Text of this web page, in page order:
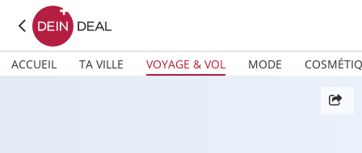
ACCUEIL TA VILLE VOYAGE & VOL MODE